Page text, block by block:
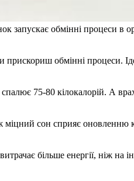
обмінні процеси в
прискориш обмінні процеси.
75-80 кілокалорій. А
сон сприяє
більше енергії, ніж